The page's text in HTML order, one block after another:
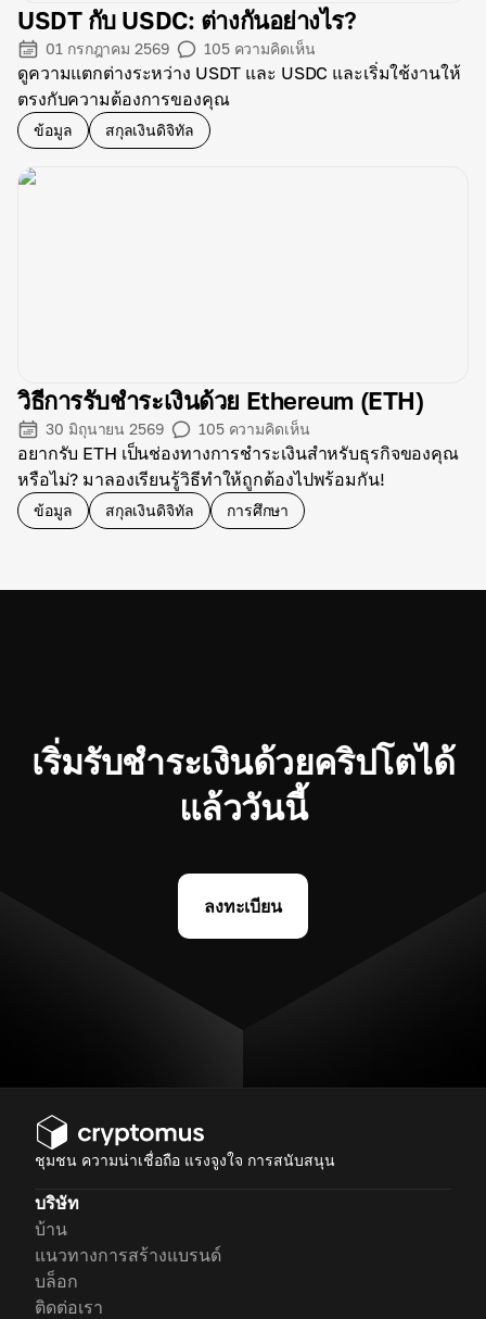
USDT กับ USDC: ต่างกันอย่างไร?
01 กรกฎาคม 2569 105 ความคิดเห็น
ดูความแตกต่างระหว่าง USDT และ USDC และเริ่มใช้งานให้
ตรงกับความต้องการของคุณ
ข้อมูล สกุลเงินดิจิทัล
วิธีการรับชำระเงินด้วย Ethereum (ETH)
30 มิถุนายน 2569 105 ความคิดเห็น
อยากรับ ETH เป็นช่องทางการชำระเงินสำหรับธุรกิจของคุณ
หรือไม่? มาลองเรียนรู้วิธีทำให้ถูกต้องไปพร้อมกัน!
ข้อมูล สกุลเงินดิจิทัล การศึกษา
เริ่มรับชำระเงินด้วยคริปโตได้
แล้ววันนี้
ลงทะเบียน
ชุมชน ความน่าเชื่อถือ แรงจูงใจ การสนับสนุน
บริษัท
บ้าน
แนวทางการสร้างแบรนด์
บล็อก
ติดต่อเรา